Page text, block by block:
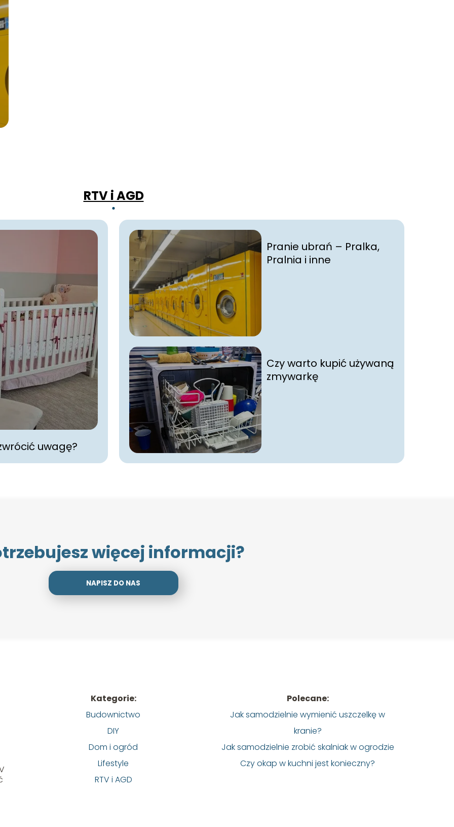
RTV i AGD
uwagę?
Pranie ubrań – Pralka,
Pralnia i inne
Czy warto kupić używaną
zmywarkę
więcej informacji?
NAPISZ DO NAS
Kategorie:
Budownictwo
DIY
Dom i ogród
Lifestyle
RTV i AGD
Polecane:
Jak samodzielnie wymienić uszczelkę w
kranie?
Jak samodzielnie zrobić skalniak w ogrodzie
Czy okap w kuchni jest konieczny?